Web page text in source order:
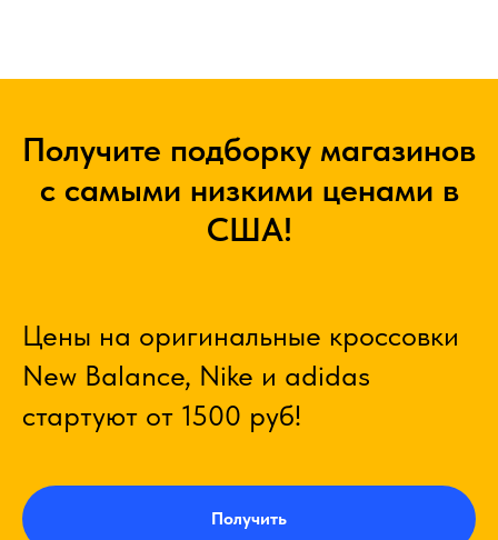
Получите подборку магазинов
с самыми низкими ценами в
США!
Цены на оригинальные кроссовки
New Balance, Nike и adidas
стартуют от 1500 руб!
Получить